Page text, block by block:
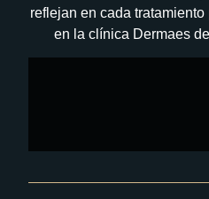
reflejan en cada
en la clínica Dermaes